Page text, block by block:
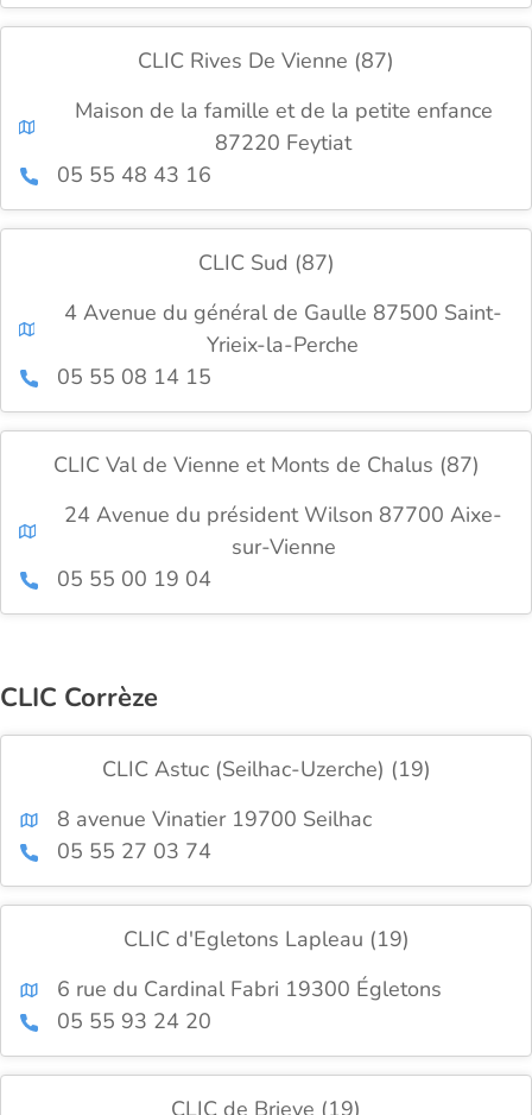
CLIC Rives De Vienne (87)
Maison de la famille et de la petite enfance
87220 Feytiat
05 55 48 43 16
CLIC Sud (87)
4 Avenue du général de Gaulle 87500 Saint-
Yrieix-la-Perche
05 55 08 14 15
CLIC Val de Vienne et Monts de Chalus (87)
24 Avenue du président Wilson 87700 Aixe-
sur-Vienne
05 55 00 19 04
CLIC Corrèze
CLIC Astuc (Seilhac-Uzerche) (19)
8 avenue Vinatier 19700 Seilhac
05 55 27 03 74
CLIC d'Egletons Lapleau (19)
6 rue du Cardinal Fabri 19300 Égletons
05 55 93 24 20
CLIC de Brieve (19)